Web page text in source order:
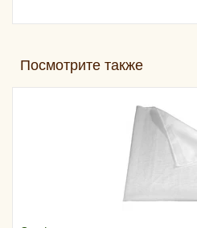
Посмотрите также